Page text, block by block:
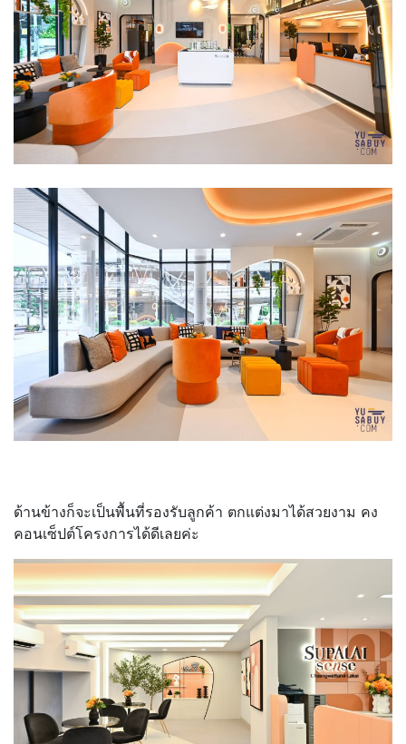
ด้านข้างก็จะเป็นพื้นที่รองรับลูกค้า ตกแต่งมาได้สวยงาม คง
คอนเซ็ปต์โครงการได้ดีเลยค่ะ